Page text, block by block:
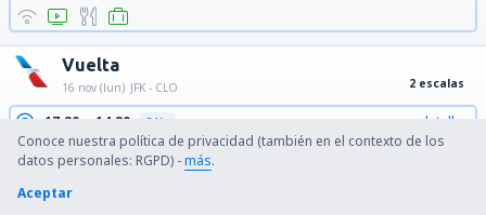
Vuelta
16 nov (lun) JFK - CLO 2 escalas
17:20 14:20 21h
detalles
Conoce nuestra política de privacidad (también en el contexto de los
datos personales: RGPD) -más.
Aceptar